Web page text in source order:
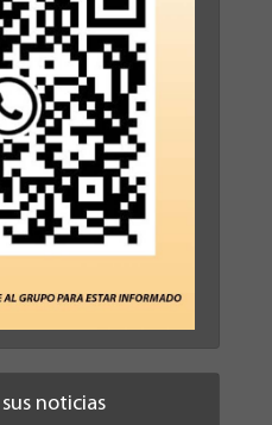
noticias